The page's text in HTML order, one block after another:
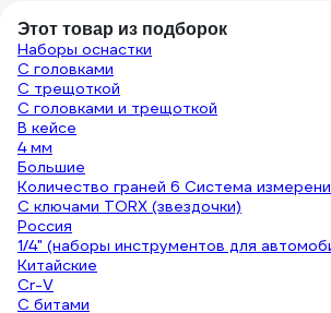
тяжелее - металл другой). В целом
мне все понравилось, место для двух
дополнительно купленных адаптеров
в кейсе нашлось. На последнем фото
как я работал битой-«звездочкой» и
как предлагается инженерами Gigant.
Этот товар из подборок
Наборы оснастки
С головками
С трещоткой
С головками и трещоткой
В кейсе
4 мм
Большие
Количество граней 6 Система
С ключами TORX (звездочки)
Россия
1/4" (наборы инструментов для
Китайские
Cr-V
С битами